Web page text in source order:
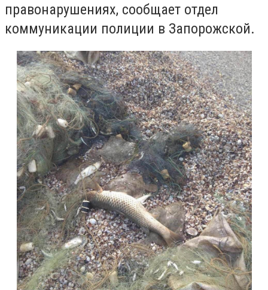
правонарушениях, сообщает отдел
коммуникации полиции в Запорожской.